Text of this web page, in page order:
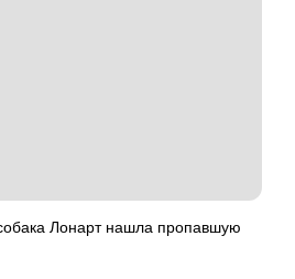
Лонарт нашла пропавшую